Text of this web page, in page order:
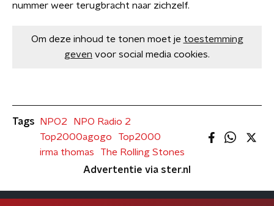
nummer weer terugbracht naar zichzelf.
Om deze inhoud te tonen moet je toestemming
geven voor social media cookies.
Tags NPO2
NPO Radio 2
Top2000agogo
Top2000
irma thomas
The Rolling Stones
Advertentie via ster.nl